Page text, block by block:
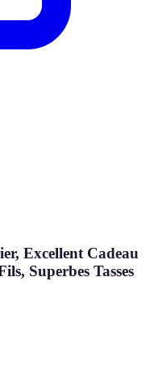
Excellent Cadeau
Superbes Tasses